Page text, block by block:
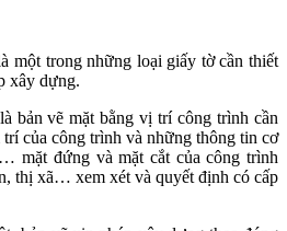
một trong những loại giấy tờ cần thiết
xây dựng.
bản vẽ mặt bằng vị trí công trình cần
của công trình và những thông tin cơ
mặt đứng và mặt cắt của công trình
thị xã… xem xét và quyết định có cấp